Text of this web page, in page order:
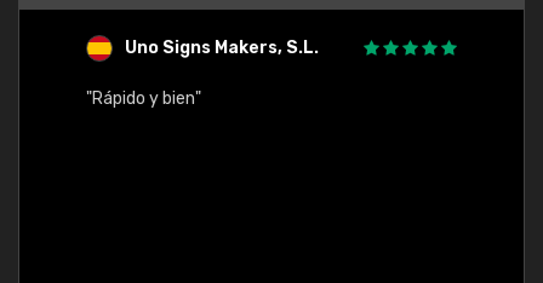
Uno Signs Makers, S.L.
"Rápido y bien"